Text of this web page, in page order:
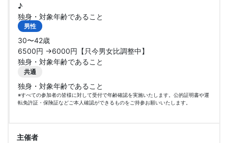
♪
独身・対象年齢であること
男性
30〜42歳
6500円 →6000円【只今男女比調整中】
独身・対象年齢であること
共通
独身・対象年齢であること
※すべての参加者の皆様に対して受付で年齢確認を実施いたします。公的証明書や運
転免許証・保険証などご本人確認ができるものをご持参お願いいたします。
主催者